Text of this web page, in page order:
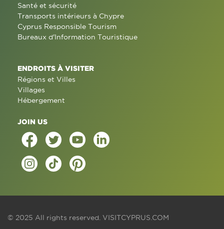
Santé et sécurité
Transports intérieurs à Chypre
Cyprus Responsible Tourism
Bureaux d'Information Touristique
ENDROITS À VISITER
Régions et Villes
Villages
Hébergement
JOIN US
© 2025 All rights reserved. VISITCYPRUS.COM